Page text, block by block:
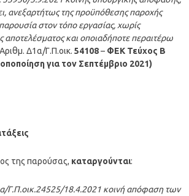
ανεξαρτήτως της προϋπόθεσης παροχής
στον τόπο εργασίας, χωρίς
και οποιαδήποτε περαιτέρω
Δ1α/Γ.Π.οικ. 54108– ΦΕΚ Τεύχος B
για τον Σεπτέμβριο 2021)
της παρούσας, καταργούνται:
Γ.Π.οικ.24525/18.4.2021 κοινή απόφαση των